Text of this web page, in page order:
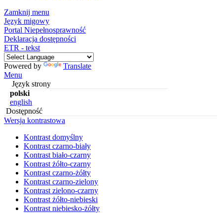
Zamknij menu
Język migowy
Portal Niepełnosprawność
Deklaracja dostępności
ETR - tekst
Powered by
Translate
Menu
Język strony
polski
english
Dostępność
Wersja kontrastowa
Kontrast domyślny
Kontrast czarno-biały
Kontrast biało-czarny
Kontrast żółto-czarny
Kontrast czarno-żółty
Kontrast czarno-zielony
Kontrast zielono-czarny
Kontrast żółto-niebieski
Kontrast niebiesko-żółty